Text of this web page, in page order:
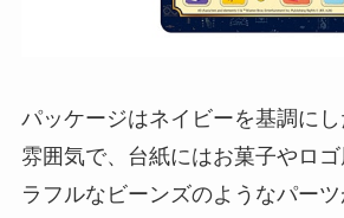
パッケージはネイビーを基調に
雰囲気で、台紙にはお菓子やロ
ラフルなビーンズのようなパー